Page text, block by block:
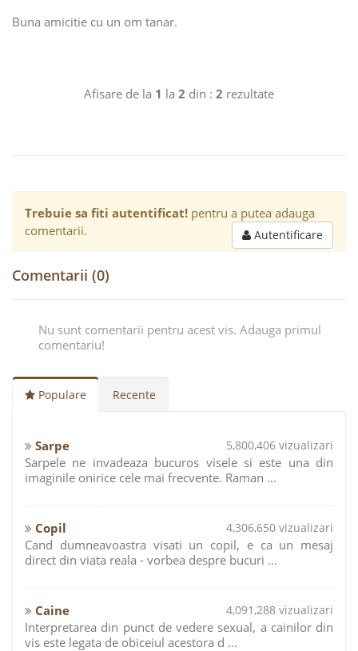
Buna amicitie cu un om tanar.
Afisare de la 1 la 2 din : 2 rezultate
Trebuie sa fiti autentificat! pentru a putea adauga
comentarii.
Autentificare
Comentarii (0)
Nu sunt comentarii pentru acest vis. Adauga primul
comentariu!
Populare Recente
Sarpe 5,800,406 vizualizari
Sarpele ne invadeaza bucuros visele si este una din
imaginile onirice cele mai frecvente. Raman ...
Copil 4,306,650 vizualizari
Cand dumneavoastra visati un copil, e ca un mesaj
direct din viata reala - vorbea despre bucuri ...
Caine 4,091,288 vizualizari
Interpretarea din punct de vedere sexual, a cainilor din
vis este legata de obiceiul acestora d ...